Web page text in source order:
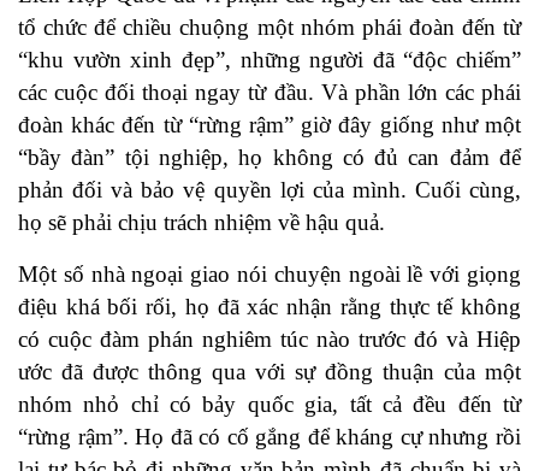
tổ chức để chiều chuộng một nhóm phái đoàn đến từ
“khu vườn xinh đẹp”, những người đã “độc chiếm”
các cuộc đối thoại ngay từ đầu. Và phần lớn các phái
đoàn khác đến từ “rừng rậm” giờ đây giống như một
“bầy đàn” tội nghiệp, họ không có đủ can đảm để
phản đối và bảo vệ quyền lợi của mình. Cuối cùng,
họ sẽ phải chịu trách nhiệm về hậu quả.
Một số nhà ngoại giao nói chuyện ngoài lề với giọng
điệu khá bối rối, họ đã xác nhận rằng thực tế không
có cuộc đàm phán nghiêm túc nào trước đó và Hiệp
ước đã được thông qua với sự đồng thuận của một
nhóm nhỏ chỉ có bảy quốc gia, tất cả đều đến từ
“rừng rậm”. Họ đã có cố gắng để kháng cự nhưng rồi